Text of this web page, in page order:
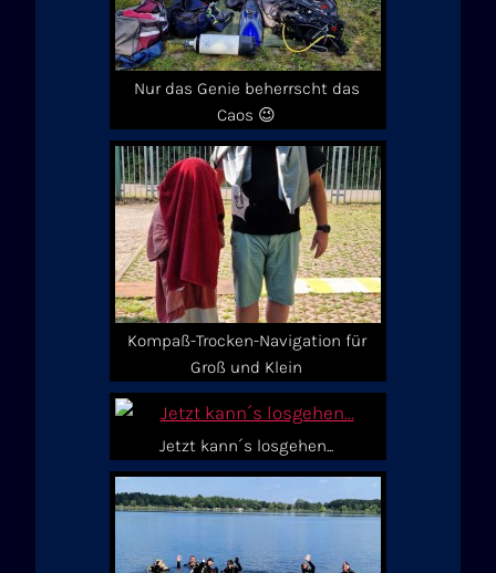
Nur das Genie beherrscht das
Caos 😉
Kompaß-Trocken-Navigation für
Groß und Klein
Jetzt kann´s losgehen...